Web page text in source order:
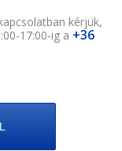
kérjük,
17:00-ig a +36